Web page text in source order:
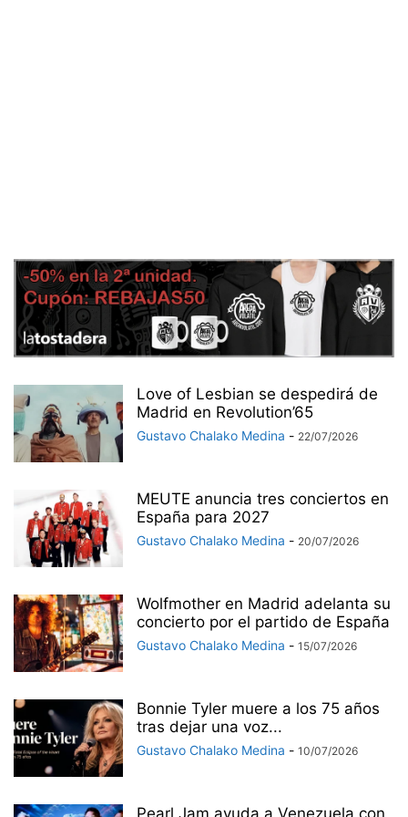
Love of Lesbian se despedirá de
Madrid en Revolution’65
Gustavo Chalako Medina - 22/07/2026
MEUTE anuncia tres conciertos en
España para 2027
Gustavo Chalako Medina - 20/07/2026
Wolfmother en Madrid adelanta su
concierto por el partido de España
Gustavo Chalako Medina - 15/07/2026
Bonnie Tyler muere a los 75 años
tras dejar una voz...
Gustavo Chalako Medina - 10/07/2026
Pearl Jam ayuda a Venezuela con